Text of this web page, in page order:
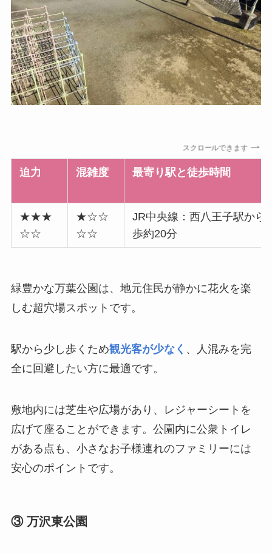
スクロールできます
迫力 混雑度 最寄り駅と徒歩時間
★★★
☆☆
★☆☆
☆☆
JR中央線：西八王子駅から
歩約20分
緑豊かな万葉公園は、地元住民が静かに花火を楽
しむ超穴場スポットです。
駅から少し歩くため観光客が少なく 、人混みを完
全に回避したい方に最適です。
敷地内には芝生や広場があり、レジャーシートを
広げて座ることができます。公園内に公衆トイレ
がある点も、小さなお子様連れのファミリーには
安心のポイントです。
③ 万沢東公園